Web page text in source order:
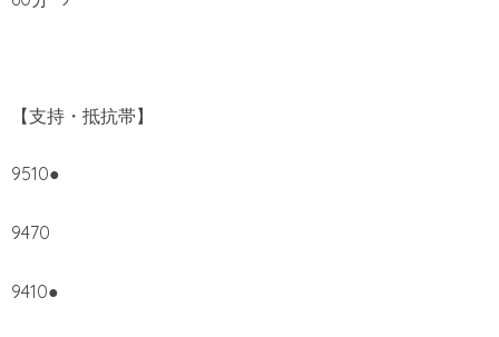
【支持・抵抗帯】
9510●
9470
9410●